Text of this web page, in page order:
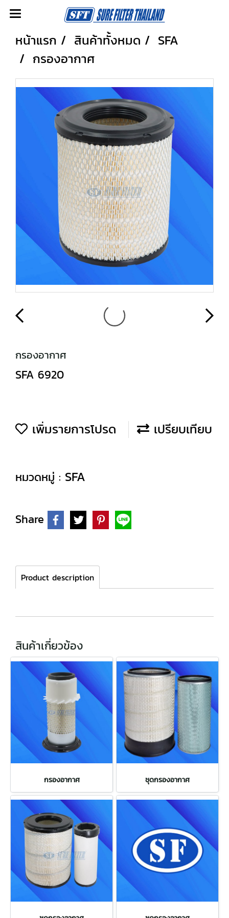
หน้าแรก สินค้าทั้งหมด
SFA
กรองอากาศ
กรองอากาศ
SFA 6920
เพิ่มรายการโปรด เปรียบเทียบ
หมวดหมู่ : SFA
Share
Product description
สินค้าเกี่ยวข้อง
กรองอากาศ ชุดกรองอากาศ